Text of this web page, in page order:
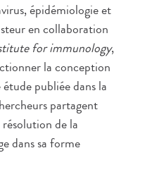
épidémiologie et
en collaboration
for immunology,
la conception
publiée dans la
partagent
résolution de la
dans sa forme